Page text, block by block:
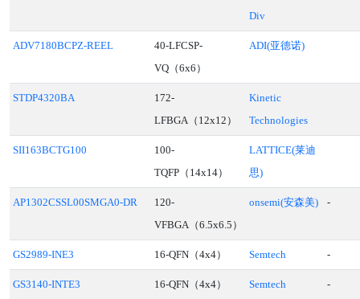
Div
ADV7180BCPZ-REEL
40-LFCSP-
VQ（6x6）
ADI(亚德诺)
STDP4320BA
172-
LFBGA（12x12）
Kinetic
Technologies
SII163BCTG100
100-
TQFP（14x14）
LATTICE(莱迪
思)
AP1302CSSL00SMGA0-DR
120-
VFBGA（6.5x6.5）
onsemi(安森美) -
GS2989-INE3 16-QFN（4x4） Semtech -
GS3140-INTE3 16-QFN（4x4） Semtech -